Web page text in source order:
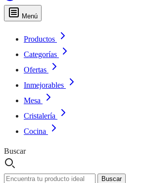
Menú
Productos
Categorías
Ofertas
Inmejorables
Mesa
Cristalería
Cocina
Buscar
Buscar